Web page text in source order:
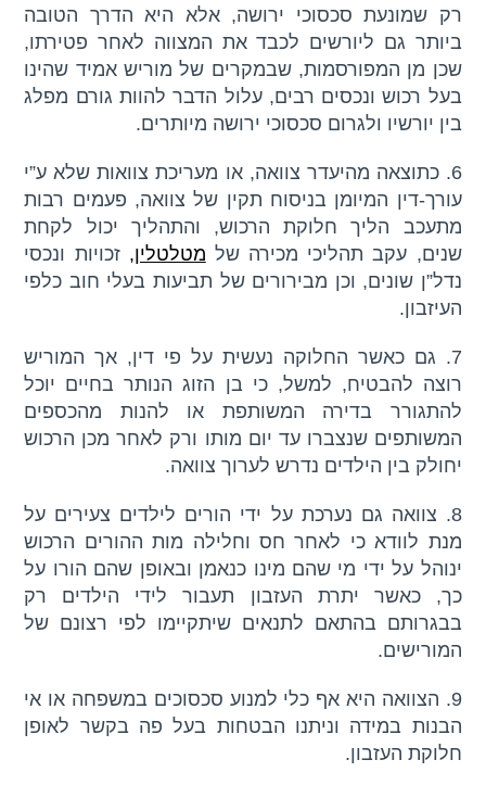
רק שמונעת סכסוכי ירושה, אלא היא הדרך הטובה
ביותר גם ליורשים לכבד את המצווה לאחר פטירתו,
שכן מן המפורסמות, שבמקרים של מוריש אמיד שהינו
בעל רכוש ונכסים רבים, עלול הדבר להוות גורם מפלג
בין יורשיו ולגרום סכסוכי ירושה מיותרים.
6. כתוצאה מהיעדר צוואה, או מעריכת צוואות שלא ע”י
עורך-דין המיומן בניסוח תקין של צוואה, פעמים רבות
מתעכב הליך חלוקת הרכוש, והתהליך יכול לקחת
שנים, עקב תהליכי מכירה של מטלטלין, זכויות ונכסי
נדל”ן שונים, וכן מבירורים של תביעות בעלי חוב כלפי
העיזבון.
7. גם כאשר החלוקה נעשית על פי דין, אך המוריש
רוצה להבטיח, למשל, כי בן הזוג הנותר בחיים יוכל
להתגורר בדירה המשותפת או להנות מהכספים
המשותפים שנצברו עד יום מותו ורק לאחר מכן הרכוש
יחולק בין הילדים נדרש לערוך צוואה.
8. צוואה גם נערכת על ידי הורים לילדים צעירים על
מנת לוודא כי לאחר חס וחלילה מות ההורים הרכוש
ינוהל על ידי מי שהם מינו כנאמן ובאופן שהם הורו על
כך, כאשר יתרת העזבון תעבור לידי הילדים רק
בבגרותם בהתאם לתנאים שיתקיימו לפי רצונם של
המורישים.
9. הצוואה היא אף כלי למנוע סכסוכים במשפחה או אי
הבנות במידה וניתנו הבטחות בעל פה בקשר לאופן
חלוקת העזבון.